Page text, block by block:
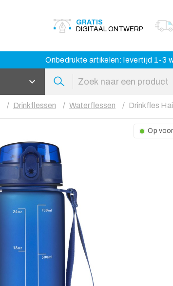
GRATIS
DIGITAAL ONTWERP
Onbedrukte artikelen: levertijd 1-3
Drinkflessen Waterflessen Drinkfles
Op